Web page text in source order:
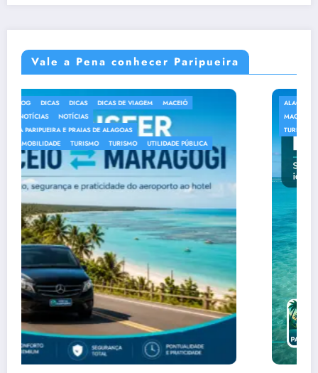
Vale a Pena conhecer Paripueira
ALAGOAS BLOG DICAS DICAS ECOTURISMO
MACEIÓ
NOTÍCIAS NOTÍCIAS PASSEIO
TURISMO
UTILIDADE PÚBLICA